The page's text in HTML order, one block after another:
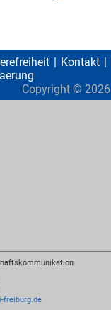
Kontakt
Copyright © 2026
freiburg.de